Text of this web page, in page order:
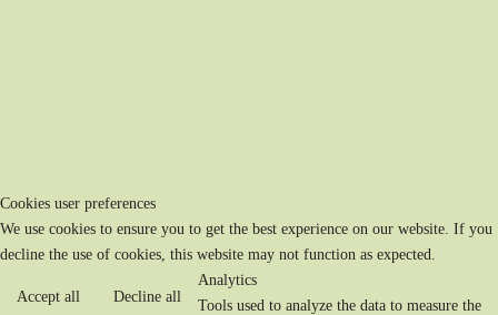
Cookies user preferences
We use cookies to ensure you to get the best experience on our website. If you
decline the use of cookies, this website may not function as expected.
Accept all Decline all
Analytics
Tools used to analyze the data to measure the